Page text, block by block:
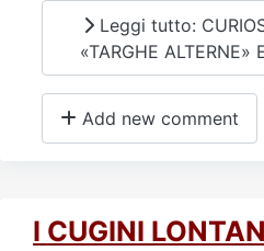
Leggi tutto:
«TARGHE ALTERNE»
Add new comment
I CUGINI